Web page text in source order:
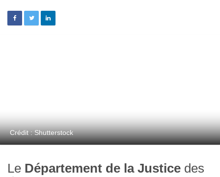
Crédit : Shutterstock
Le Département de la Justice des